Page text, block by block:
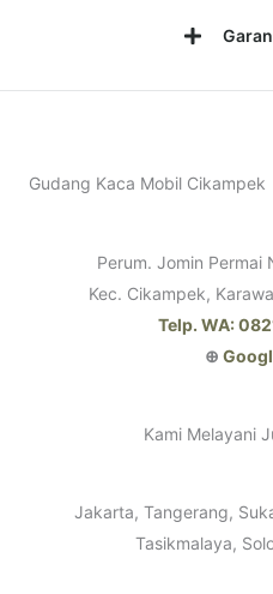
Gudang Kaca Mobil Cikampek
Perum. Jomin Permai
Kec. Cikampek,
Telp. WA:
⊕
Kami Melayani
Jakarta, Tangerang,
Tasikmalaya,